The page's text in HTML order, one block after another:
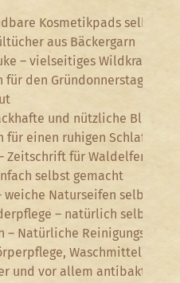
Kosmetikpads selbst
aus Bäckergarn
– vielseitiges Wildkraut
für den Gründonnerstag
und nützliche Blüten
für einen ruhigen Schlaf
Zeitschrift für Waldelfen,
selbst gemacht
weiche Naturseifen selbst
– natürlich selbst
– Natürliche
Waschmittel,
und vor allem antibakteriell